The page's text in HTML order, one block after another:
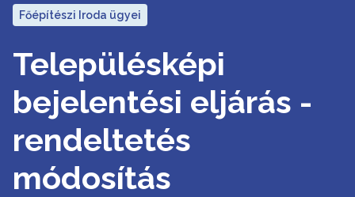
Főépítészi Iroda ügyei
Településképi
bejelentési eljárás -
rendeltetés
módosítás